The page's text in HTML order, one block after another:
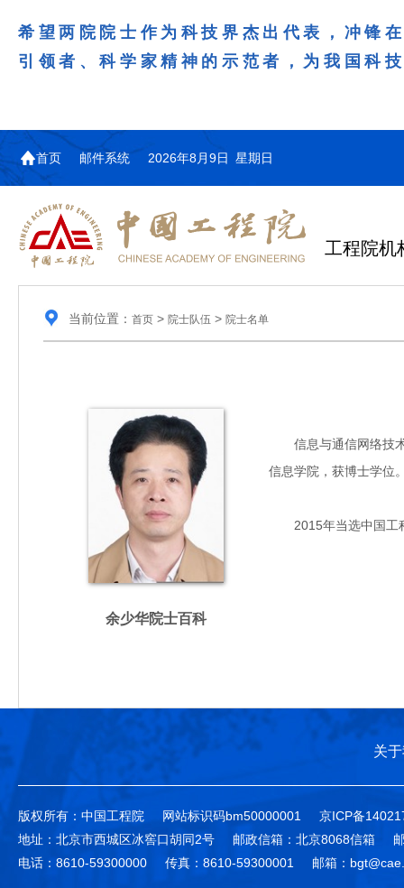
希望两院院士作为科技界杰出代表，冲锋
引领者、科学家精神的示范者，为我国科
首页 邮件系统 2026年8月9日 星期日
工程院机
当前位置： 首页> 院士队伍 > 院士名单
余少华院士百科
信息与通信网络技术
信息学院，获博士学位
2015年当选中国工
关
版权所有：中国工程院 网站标识码bm50000001
京ICP备
地址：北京市西城区冰窖口胡同2号
邮政信箱：北京8068信箱
电话：8610-59300000
传真：8610-59300001 邮箱：